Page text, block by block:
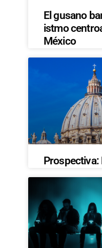
El gusano
istmo
México
Prospectiva: